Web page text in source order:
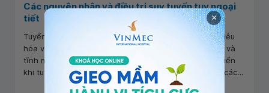
Các nguyên nhân và điều trị suy tuyến tụy ngoại
tiết
Tuyến tụy là một cơ quan hình lá tạo ra các enzyme tiêu
hóa và hormone như insulin, nằm gần các động mạch và
tĩnh mạch chính. Suy tuyến tụy ngoại tiết (EPI) phát triển
khi tuyến tụy của bạn không sản xuất hoặc tiết ra đủ các
enzym tiêu hóa. Bài viết dưới đây sẽ chỉ ra nguyên nhân
×